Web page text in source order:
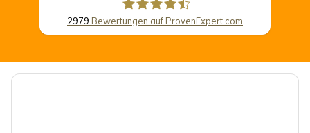
2979 Bewertungen auf ProvenExpert.com